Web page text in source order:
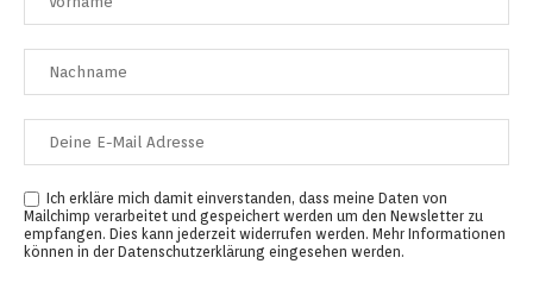
Ich erkläre mich damit einverstanden, dass meine Daten von
Mailchimp verarbeitet und gespeichert werden um den Newsletter zu
empfangen. Dies kann jederzeit widerrufen werden. Mehr Informationen
können in der Datenschutzerklärung eingesehen werden.